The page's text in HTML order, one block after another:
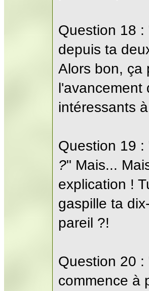
Question 18 :
depuis ta
Alors bon, ça
l'avancement
intéressants
Question 19 :
?" Mais...
explication !
gaspille ta
pareil ?!
Question 20 :
commence à